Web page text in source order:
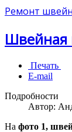
Ремонт
Швейная
Печать
E-mail
Подробности
Автор:
На фото 1,